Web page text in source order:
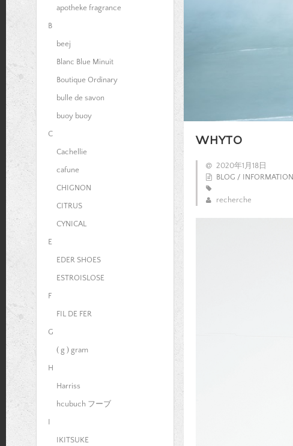
WHYTO
2020年1月18日
BLOG / INFORMATION
recherche
apotheke fragrance
B
beej
Blanc Blue Minuit
Boutique Ordinary
bulle de savon
buoy buoy
C
Cachellie
cafune
CHIGNON
CITRUS
CYNICAL
E
EDER SHOES
ESTROISLOSE
F
FIL DE FER
G
( g ) gram
H
Harriss
hcubuch フーブ
IKITSUKE